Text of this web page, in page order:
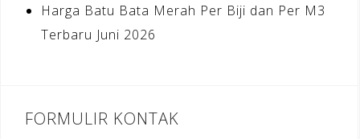
Harga Batu Bata Merah Per Biji dan Per M3
Terbaru Juni 2026
FORMULIR KONTAK